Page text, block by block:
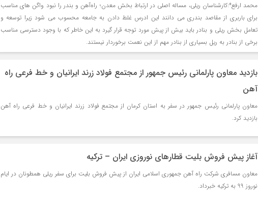
محمد ارفع*:کارشناسان ریلی، مساله اصلی در ارتباط بخش معدن؛ راه‌آهن و بندر را نبود واگن های مناسب
برای باربری از مقاصد بندری می دانند این ادرس غلط دادن به جامعه محسوب می شود زیرا توسعه و
تعامل بخش ریلی و بنادر باید بیش از پیش مورد توجه قرار گیرد به این خاطر که با وجود دسترسی مناسب
برخی از بنادر به ریل بسیاری از بنادر مهم از این نعمت برخوردار نیستند.
بازدید معاون پارلمانی رئیس جمهور از مجتمع فولاد زرند ایرانیان و خط فرعی راه
آهن
معاون پارلمانی رئیس جمهور در سفر به استان کرمان از مجتمع فولاد زرند ایرانیان و خط فرعی راه آهن
بازدید کرد.
آغاز پیش فروش بلیت قطارهای نوروزی ایران – ترکیه
معاون مسافری شرکت راه آهن جمهوری اسلامی ایران از پیش فروش بلیت برای سفر ریلی همطونان در ایام
نوروز 99 به ترکیه خبرداد.